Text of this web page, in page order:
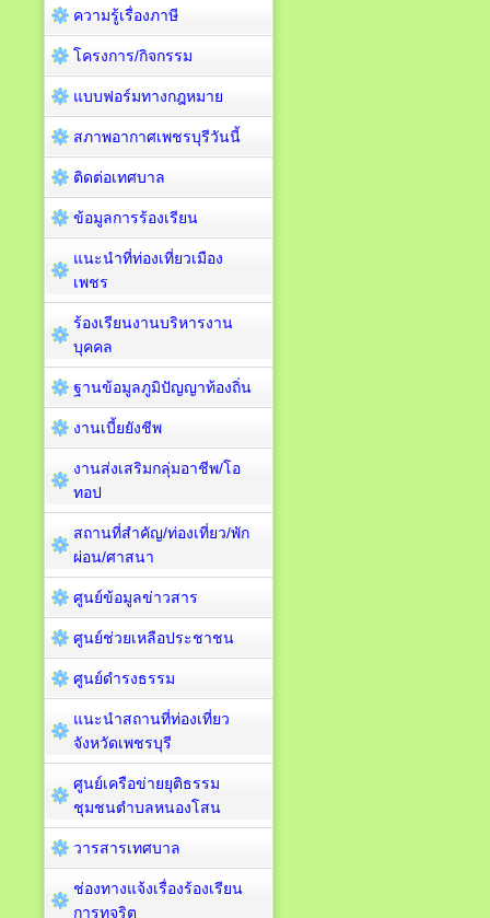
ความรู้เรื่องภาษี
โครงการ/กิจกรรม
แบบฟอร์มทางกฎหมาย
สภาพอากาศเพชรบุรีวันนี้
ติดต่อเทศบาล
ข้อมูลการร้องเรียน
แนะนำที่ท่องเที่ยวเมือง
เพชร
ร้องเรียนงานบริหารงาน
บุคคล
ฐานข้อมูลภูมิปัญญาท้องถิ่น
งานเบี้ยยังชีพ
งานส่งเสริมกลุ่มอาชีพ/โอ
ทอป
สถานที่สำคัญ/ท่องเที่ยว/พัก
ผ่อน/ศาสนา
ศูนย์ข้อมูลข่าวสาร
ศูนย์ช่วยเหลือประชาชน
ศูนย์ดำรงธรรม
แนะนำสถานที่ท่องเที่ยว
จังหวัดเพชรบุรี
ศูนย์เครือข่ายยุติธรรม
ชุมชนตำบลหนองโสน
วารสารเทศบาล
ช่องทางแจ้งเรื่องร้องเรียน
การทุจริต